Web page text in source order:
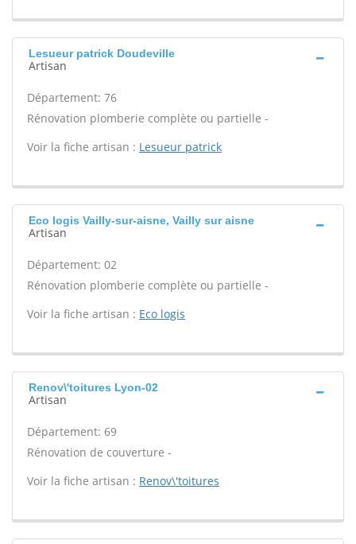
Lesueur patrick Doudeville
Artisan
Département: 76
Rénovation plomberie complète ou partielle -
Voir la fiche artisan : Lesueur patrick
Eco logis Vailly-sur-aisne, Vailly sur aisne
Artisan
Département: 02
Rénovation plomberie complète ou partielle -
Voir la fiche artisan : Eco logis
Renov\'toitures Lyon-02
Artisan
Département: 69
Rénovation de couverture -
Voir la fiche artisan : Renov\'toitures